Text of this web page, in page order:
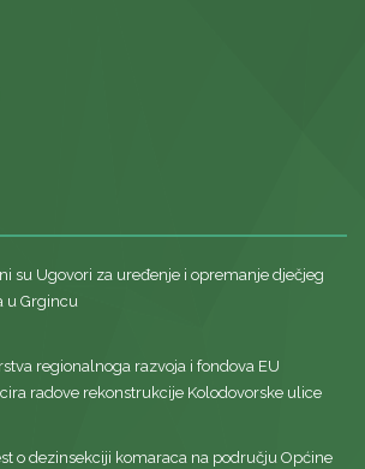
su Ugovori za uređenje i opremanje dječjeg
u Grgincu
regionalnoga razvoja i fondova EU
radove rekonstrukcije Kolodovorske ulice
o dezinsekciji komaraca na području Općine